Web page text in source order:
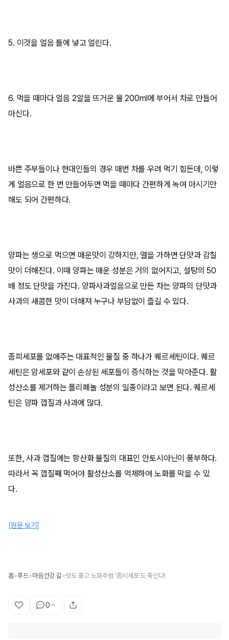
5. 이것을 얼음 틀에 넣고 얼린다.
6. 먹을 때마다 얼음 2알을 뜨거운 물 200ml에 부어서 차로 만들어
마신다.
바쁜 주부들이나 현대인들의 경우 매번 차를 우려 먹기 힘든데, 이렇
게 얼음으로 한 번 만들어두면 먹을 때마다 간편하게 녹여 마시기만
해도 되어 간편하다.
양파는 생으로 먹으면 매운맛이 강하지만, 열을 가하면 단맛과 감칠
맛이 더해진다. 이때 양파는 매운 성분은 거의 없어지고, 설탕의 50
배 정도 단맛을 가진다. 양파사과얼음으로 만든 차는 양파의 단맛과
사과의 새콤한 맛이 더해져 누구나 부담없이 즐길 수 있다.
좀피세포를 없애주는 대표적인 물질 중 하나가 퀘르세틴이다. 퀘르
세틴은 암세포와 같이 손상된 세포들이 증식하는 것을 막아준다. 활
성산소를 제거하는 폴리페놀 성분의 일종이라고 보면 된다. 퀘르세
틴은 양파 껍질과 사과에 많다.
또한, 사과 껍질에는 항산화 물질의 대표인 안토시아닌이 풍부하다.
따라서 꼭 껍질째 먹어야 활성산소를 억제하여 노화를 막을 수 있
다.
[원문 보기]
홈>푸드>마음건강 길 >맛도 좋고 노화주범 ‘좀비세포’도 죽인다!
0